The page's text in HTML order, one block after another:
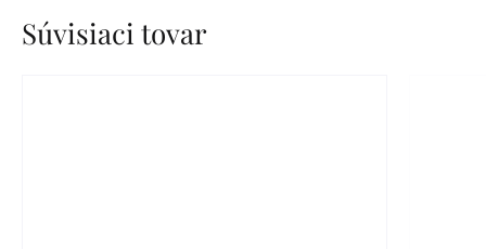
Súvisiaci tovar